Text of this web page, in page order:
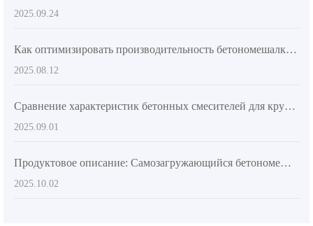
2025.09.24
Как оптимизировать производительность бетономешалки с помощью шарнирной рамы и промышленных шин
2025.08.12
Сравнение характеристик бетонных смесителей для крупных и средних строительных проектов: как выбрать оптимальное решение
2025.09.01
Продуктовое описание: Самозагружающийся бетономешалка AIMIX AS-2.6 с высокой маневренностью повышает эффективность строительных работ на объектах
2025.10.02